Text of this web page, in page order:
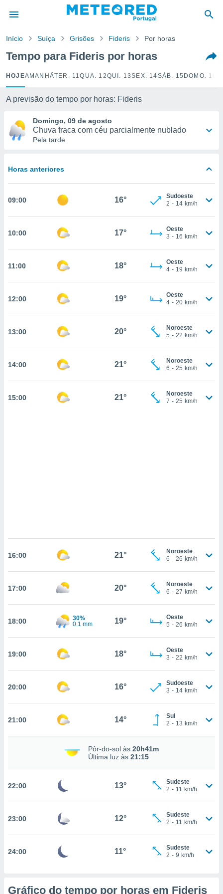
da
foi
as
fornecidas
ou
permite-
a
todos os
no
a
cookies,
caso,
para
ou
de
CONFIGURAÇÕES
Início Suíça Grisões Fideris Por horas
Tempo para Fideris por horas
HOJEAMANHÃTER. 11QUA. 12QUI. 13SEX. 14SÁB. 15 DOMO. 16
A previsão do tempo por horas: Fideris
Domingo, 09 de agosto
Chuva fraca com céu parcialmente nublado
Pela tarde
Horas anteriores
09:00 16°
Sudoeste
2 - 14 km/h
10:00 17°
Oeste
3 - 16 km/h
11:00 18°
Oeste
4 - 19 km/h
12:00 19°
Oeste
4 - 20 km/h
13:00 20°
Noroeste
5 - 22 km/h
14:00 21°
Noroeste
6 - 25 km/h
15:00 21°
Noroeste
7 - 25 km/h
16:00 21°
Noroeste
6 - 26 km/h
17:00 20°
Noroeste
6 - 27 km/h
18:00
30%
0.1 mm
19°
Oeste
5 - 26 km/h
19:00 18°
Oeste
3 - 22 km/h
20:00 16°
Sudoeste
3 - 14 km/h
21:00 14°
Sul
2 - 13 km/h
Pôr-do-sol às 20h41m
Última luz às 21:15
22:00 13°
Sudeste
2 - 11 km/h
23:00 12°
Sudeste
2 - 11 km/h
24:00 11°
Sudeste
2 - 9 km/h
Gráfico do tempo por horas em Fideris